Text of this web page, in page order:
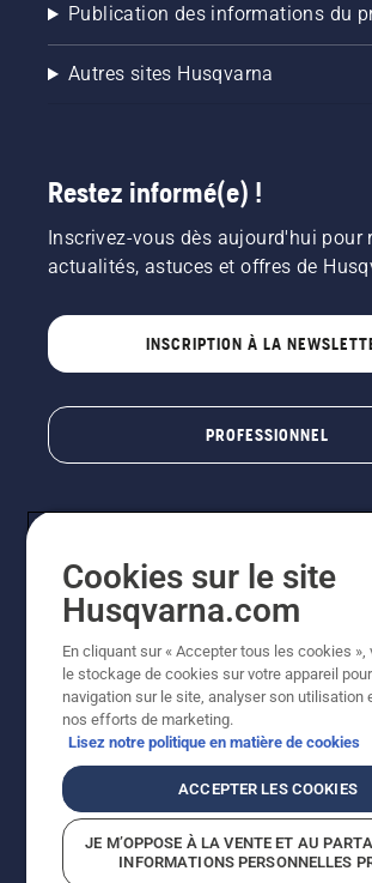
Publication des informations du
Autres sites Husqvarna
Restez informé(e) !
Inscrivez-vous dès aujourd'hui pour
actualités, astuces et offres de
INSCRIPTION À LA
PROFESSIONNEL
© Husqvarna AB (publ). Tous droits
indiqués sont des prix de vente
contractuelles. Tous les prix indiqués
disponible pour un achat
Mentions légalesPolitique relative aux
Conditions d'utilisation Avis de
Égalité hommes femmesSignalement de
Cookies sur le site
Husqvarna.com
En cliquant sur « Accepter tous les cookies
le stockage de cookies sur votre appareil
navigation sur le site, analyser son utilisation
nos efforts de marketing.
Lisez notre politique en matière de cookies
ACCEPTER LES COOKIES
JE M’OPPOSE À LA VENTE ET AU
INFORMATIONS PERSONNELLES